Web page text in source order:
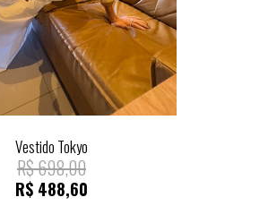
Vestido Tokyo
R$698,00
R$488,60